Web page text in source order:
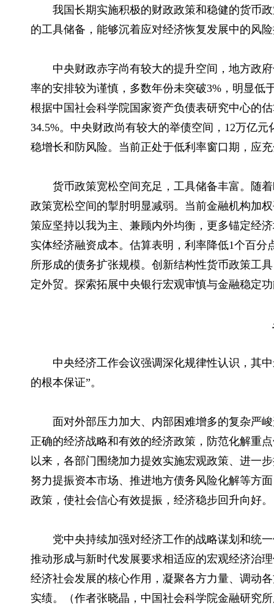
我国长期实施积极的财政政策和稳健的货币
的工具储备，能够沉着应对经济恢复发展中的风
中央财政赤字尚有较大的提升空间，地方政
率的安排较为谨慎，多数年份未突破3%，明显低
根据中国社会科学院国家资产负债表研究中心的
34.5%。中央财政尚有较大的举债空间，12万亿
稳增长和防风险。当前正处于低利率窗口期，应
货币政策宽松空间充足，工具储备丰富。随
政策宽松空间的掣肘明显减弱。当前金融机构加
策应坚持以我为主、兼顾内外均衡，更多锚定经
实体经济融资成本。估算表明，利率降低1个百
所形成的债务扩张规模。创新结构性货币政策工
定外贸。探索拓展中央银行宏观审慎与金融稳定
中央经济工作会议强调深化规律性认识，其
的根本保证”。
面对外部压力加大、内部困难增多的复杂严
正确的经济战略和有效的经济政策，防范化解重
以来，各部门围绕加力提效实施宏观政策、进一
努力提振资本市场、推进地方债务风险化解等方
政策，使社会信心有效提振，经济稳步回升向好。
党中央持续加强对经济工作的战略谋划和统
推动形成与新时代发展要求相适应的宏观经济治
经济社会发展的核心作用，凝聚各方力量、调动
实绩。（作者张晓晶，中国社会科学院金融研究